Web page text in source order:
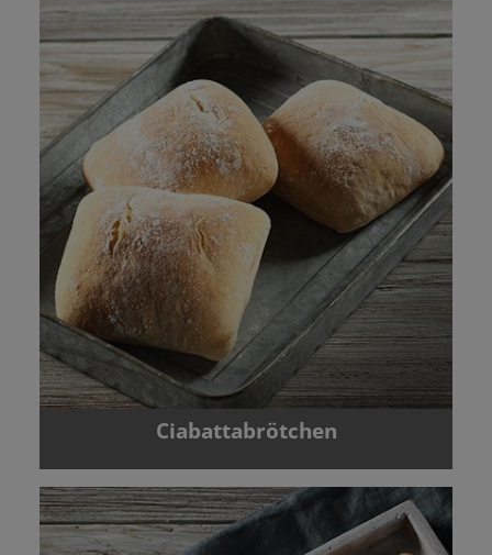
Ciabattabrötchen